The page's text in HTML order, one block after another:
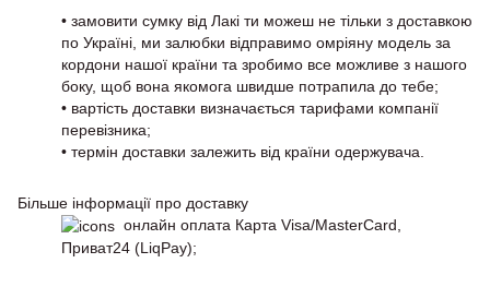
• замовити сумку від Лакі ти можеш не тільки з доставкою
по Україні, ми залюбки відправимо омріяну модель за
кордони нашої країни та зробимо все можливе з нашого
боку, щоб вона якомога швидше потрапила до тебе;
• вартість доставки визначається тарифами компанії
перевізника;
• термін доставки залежить від країни одержувача.
Більше інформації про доставку
онлайн оплата Карта Visa/MasterCard,
Приват24 (LiqPay);